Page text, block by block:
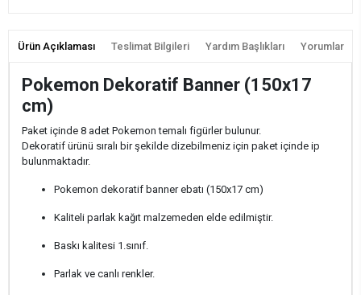
Ürün Açıklaması Teslimat Bilgileri Yardım Başlıkları Yorumlar
Pokemon Dekoratif Banner (150x17
cm)
Paket içinde 8 adet Pokemon temalı figürler bulunur.
Dekoratif ürünü sıralı bir şekilde dizebilmeniz için paket içinde ip
bulunmaktadır.
Pokemon dekoratif banner ebatı (150x17 cm)
Kaliteli parlak kağıt malzemeden elde edilmiştir.
Baskı kalitesi 1.sınıf.
Parlak ve canlı renkler.